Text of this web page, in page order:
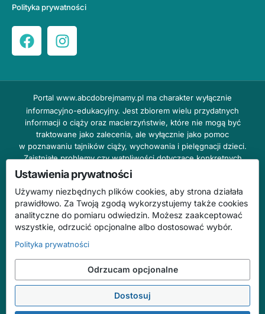
Polityka prywatności
Portal www.abcdobrejmamy.pl ma charakter wyłącznie
informacyjno-edukacyjny. Jest zbiorem wielu przydatnych
informacji o ciąży oraz macierzyństwie, które nie mogą być
traktowane jako zalecenia, ale wyłącznie jako pomoc
w poznawaniu tajników ciąży, wychowania i pielęgnacji dzieci.
Zaistniałe problemy czy wątpliwości dotyczące konkretnych
przypadków należy bezzwłocznie konsultować z prowadzącym
lekarzem ginekologiem lub innym stosownym specjalistą w danej
dziedzinie. DOBRY DOM nie odpowiada za treść reklam,
nie ponosi również żadnych konsekwencji prawnych ani
odpowiedzialności za następstwa mogące wyniknąć na skutek
zastosowania podanych informacji bez wcześniejszej konsultacji
Na stronie abcdobrejmamy.pl mogą występować wpisy
o charakterze reklamowym.
© 2026 ABC Dobrej Mamy. Wszelkie prawa zastrzeżone.
Ustawienia prywatności
Używamy niezbędnych plików cookies, aby strona działała
prawidłowo. Za Twoją zgodą wykorzystujemy także cookies
analityczne do pomiaru odwiedzin. Możesz zaakceptować
wszystkie, odrzucić opcjonalne albo dostosować wybór.
Polityka prywatności
Odrzucam opcjonalne
Dostosuj